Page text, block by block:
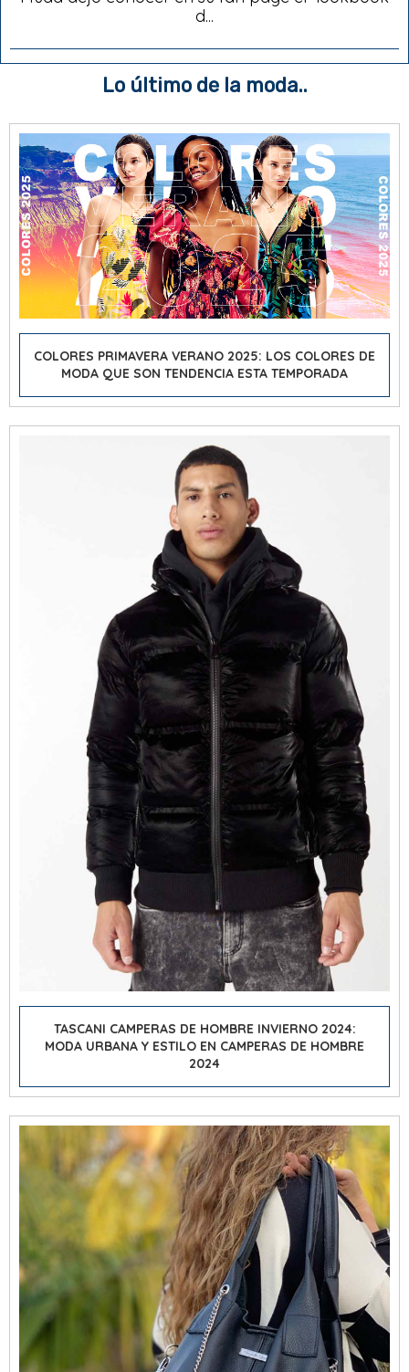
d...
Lo último de la moda..
COLORES PRIMAVERA VERANO 2025: LOS COLORES DE
MODA QUE SON TENDENCIA ESTA TEMPORADA
TASCANI CAMPERAS DE HOMBRE INVIERNO 2024:
MODA URBANA Y ESTILO EN CAMPERAS DE HOMBRE
2024